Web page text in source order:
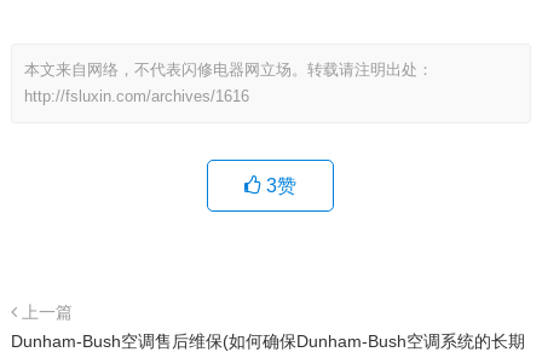
本文来自网络，不代表闪修电器网立场。转载请注明出处：
http://fsluxin.com/archives/1616
3赞
上一篇
Dunham-Bush空调售后维保(如何确保Dunham-Bush空调系统的长期